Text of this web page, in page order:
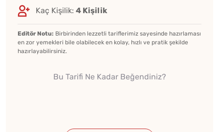
Kaç Kişilik: 4 Kişilik
Editör Notu: Birbirinden lezzetli tariflerimiz sayesinde hazırlaması
en zor yemekleri bile olabilecek en kolay, hızlı ve pratik şekilde
hazırlayabilirsiniz.
Bu Tarifi Ne Kadar Beğendiniz?